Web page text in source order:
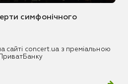
симфонічного
сайті concert.ua з преміальною